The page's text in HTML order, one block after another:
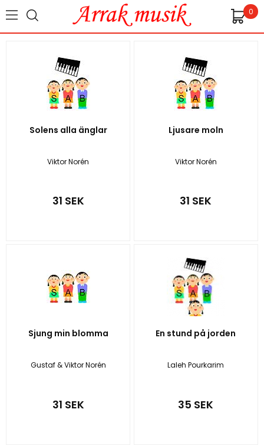
0
Solens alla änglar
Viktor Norén
31 SEK
Ljusare moln
Viktor Norén
31 SEK
Sjung min blomma
Gustaf & Viktor Norén
31 SEK
En stund på jorden
Laleh Pourkarim
35 SEK